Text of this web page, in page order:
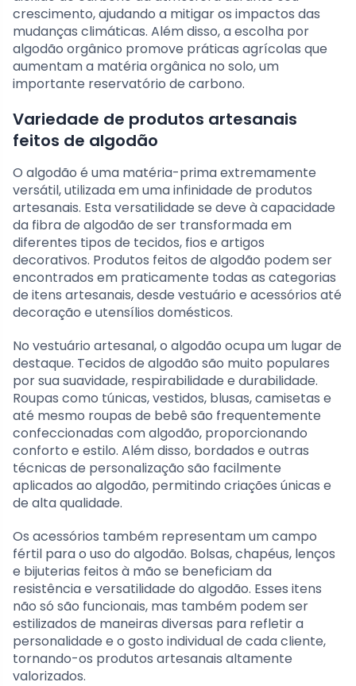
crescimento, ajudando a mitigar os impactos das
mudanças climáticas. Além disso, a escolha por
algodão orgânico promove práticas agrícolas que
aumentam a matéria orgânica no solo, um
importante reservatório de carbono.
Variedade de produtos artesanais
feitos de algodão
O algodão é uma matéria-prima extremamente
versátil, utilizada em uma infinidade de produtos
artesanais. Esta versatilidade se deve à capacidade
da fibra de algodão de ser transformada em
diferentes tipos de tecidos, fios e artigos
decorativos. Produtos feitos de algodão podem ser
encontrados em praticamente todas as categorias
de itens artesanais, desde vestuário e acessórios até
decoração e utensílios domésticos.
No vestuário artesanal, o algodão ocupa um lugar de
destaque. Tecidos de algodão são muito populares
por sua suavidade, respirabilidade e durabilidade.
Roupas como túnicas, vestidos, blusas, camisetas e
até mesmo roupas de bebê são frequentemente
confeccionadas com algodão, proporcionando
conforto e estilo. Além disso, bordados e outras
técnicas de personalização são facilmente
aplicados ao algodão, permitindo criações únicas e
de alta qualidade.
Os acessórios também representam um campo
fértil para o uso do algodão. Bolsas, chapéus, lenços
e bijuterias feitos à mão se beneficiam da
resistência e versatilidade do algodão. Esses itens
não só são funcionais, mas também podem ser
estilizados de maneiras diversas para refletir a
personalidade e o gosto individual de cada cliente,
tornando-os produtos artesanais altamente
valorizados.